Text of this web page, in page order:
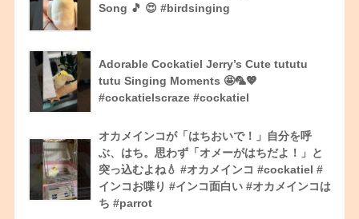
Song 🎵 😍 #birdsinging
Adorable Cockatiel Jerry’s Cute tututu
tutu Singing Moments 🤩🦜💖
#cockatielscraze #cockatiel
オカメインコが「はちおいで！」自分を呼
ぶ、はち。思わず「オメーがはちだよ！」と
突っ込むよね💧 #オカメインコ #cockatiel #
インコお喋り #インコ面白い #オカメインコは
ち #parrot